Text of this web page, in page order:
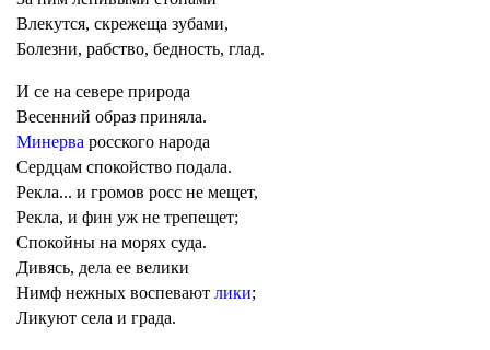
Влекутся, скрежеща зубами,
Болезни, рабство, бедность, глад.
И се на севере природа
Весенний образ приняла.
Минерва росского народа
Сердцам спокойство подала.
Рекла... и громов росс не мещет,
Рекла, и фин уж не трепещет;
Спокойны на морях суда.
Дивясь, дела ее велики
Нимф нежных воспевают лики;
Ликуют села и града.